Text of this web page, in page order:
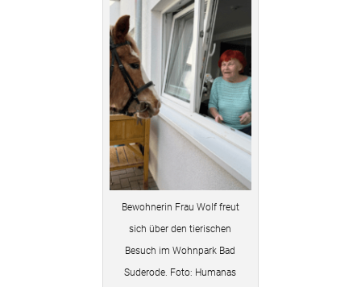
Bewohnerin Frau Wolf freut
sich über den tierischen
Besuch im Wohnpark Bad
Suderode. Foto: Humanas